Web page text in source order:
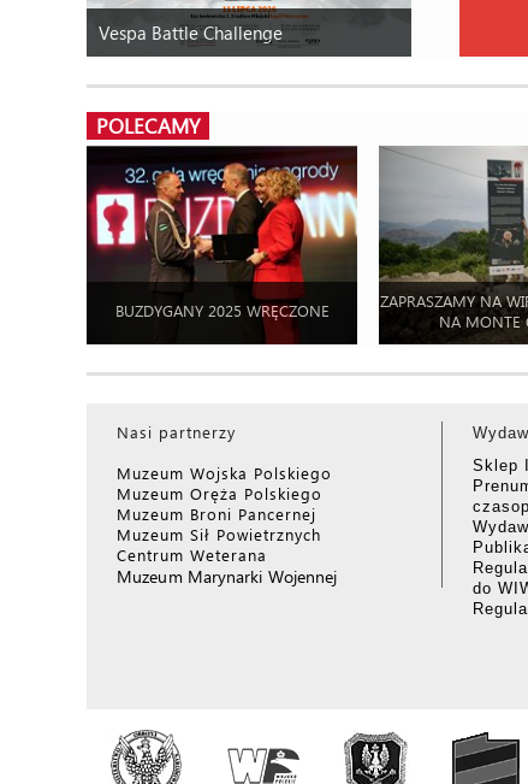
Vespa Battle Challenge
POLECAMY
BUZDYGANY 2025 WRĘCZONE
ZAPRASZAMY NA
NA MONTE
Nasi partnerzy
Muzeum Wojska Polskiego
Muzeum Oręża Polskiego
Muzeum Broni Pancernej
Muzeum Sił Powietrznych
Centrum Weterana
Muzeum Marynarki Wojennej
Sklep
do